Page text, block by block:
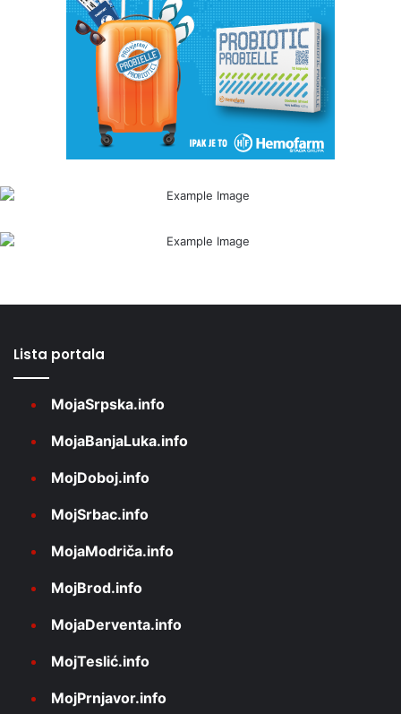
Lista portala
MojaSrpska.info
MojaBanjaLuka.info
MojDoboj.info
MojSrbac.info
MojaModriča.info
MojBrod.info
MojaDerventa.info
MojTeslić.info
MojPrnjavor.info